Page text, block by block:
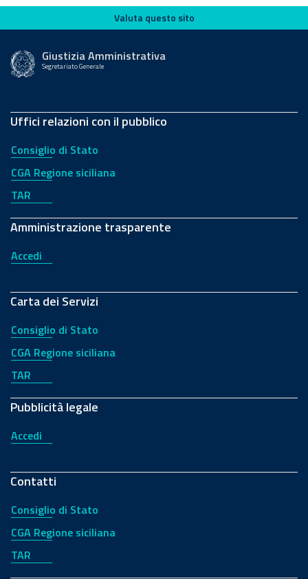
Valuta questo sito
Valuta questo sito
Giustizia Amministrativa
Segretariato Generale
Uffici relazioni con il pubblico
Consiglio di Stato
CGA Regione siciliana
TAR
Amministrazione trasparente
Accedi
Carta dei Servizi
Consiglio di Stato
CGA Regione siciliana
TAR
Pubblicità legale
Accedi
Contatti
Consiglio di Stato
CGA Regione siciliana
TAR